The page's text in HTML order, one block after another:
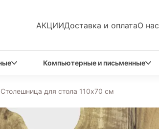
АКЦИИДоставка и оплатаО нас
Компьютерные и письменные
Столешница для стола 110х70 см